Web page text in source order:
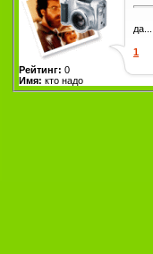
Рейтинг: 0
Имя: кто надо
1